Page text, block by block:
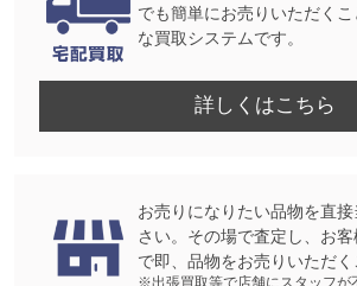
でも簡単にお売りいただくこ
な買取システムです。
詳しくはこちら
お売りになりたい品物を直
さい。その場で査定し、お
で即、品物をお売りいただく
※出張買取等で店舗にスタッフが